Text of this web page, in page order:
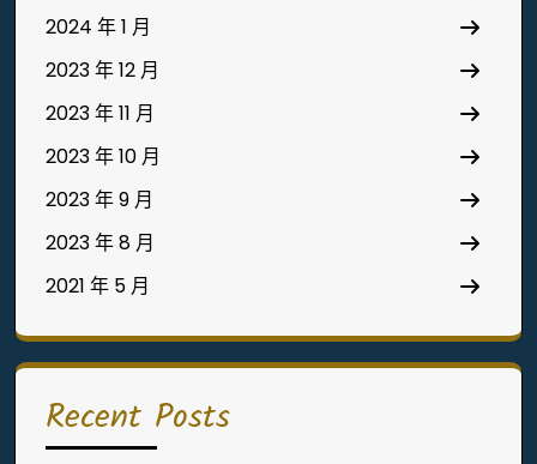
2024 年 1 月
2023 年 12 月
2023 年 11 月
2023 年 10 月
2023 年 9 月
2023 年 8 月
2021 年 5 月
Recent Posts